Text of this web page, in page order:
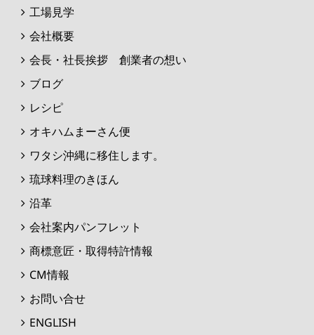
工場見学
会社概要
会長・社長挨拶 創業者の想い
ブログ
レシピ
オキハムまーさん便
ワタシ沖縄に移住します。
琉球料理のきほん
沿革
会社案内パンフレット
商標意匠・取得特許情報
CM情報
お問い合せ
ENGLISH